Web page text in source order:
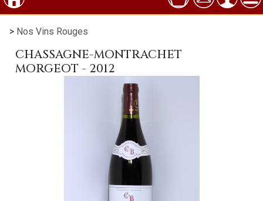
> Nos Vins Rouges
CHASSAGNE-MONTRACHET
MORGEOT - 2012